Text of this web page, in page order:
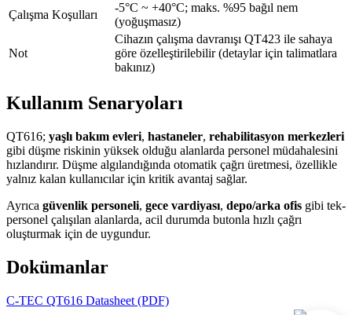
Çalışma Koşulları
-5°C ~ +40°C; maks. %95 bağıl nem
(yoğuşmasız)
Not
Cihazın çalışma davranışı QT423 ile sahaya
göre özelleştirilebilir (detaylar için talimatlara
bakınız)
Kullanım Senaryoları
QT616; yaşlı bakım evleri, hastaneler, rehabilitasyon merkezleri
gibi düşme riskinin yüksek olduğu alanlarda personel müdahalesini
hızlandırır. Düşme algılandığında otomatik çağrı üretmesi, özellikle
yalnız kalan kullanıcılar için kritik avantaj sağlar.
Ayrıca güvenlik personeli, gece vardiyası, depo/arka ofis gibi tek-
personel çalışılan alanlarda, acil durumda butonla hızlı çağrı
oluşturmak için de uygundur.
Dokümanlar
C-TEC QT616 Datasheet (PDF)